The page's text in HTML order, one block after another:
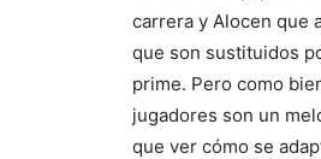
carrera y Alocen que
que son sustituidos
prime. Pero como
jugadores son un
que ver cómo se